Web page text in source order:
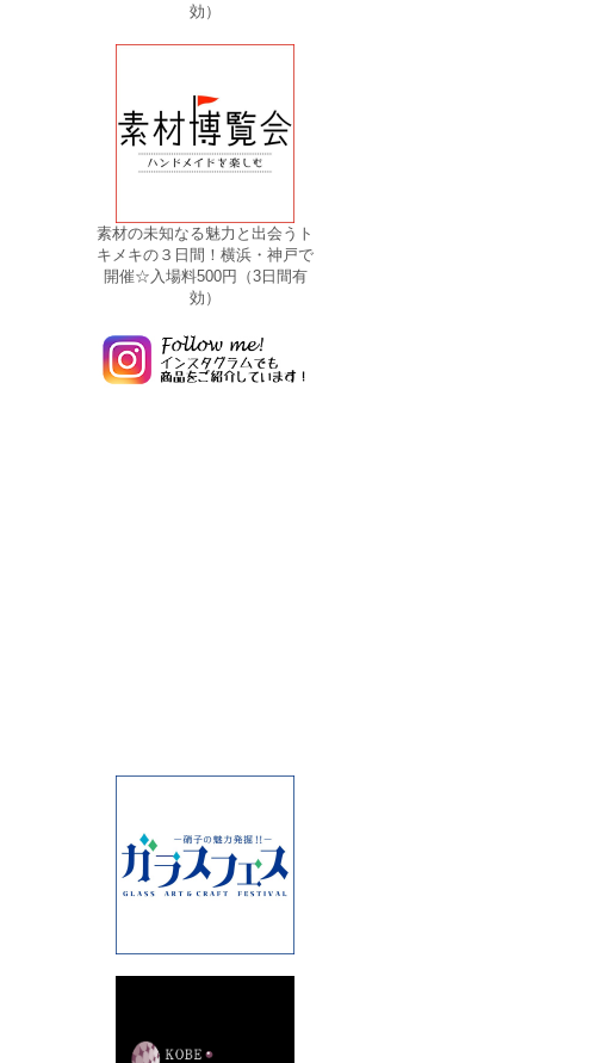
効）
素材の未知なる魅力と出会うト
キメキの３日間！横浜・神戸で
開催☆入場料500円（3日間有
効）